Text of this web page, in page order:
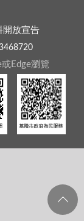
開放宣告
Edge瀏覽